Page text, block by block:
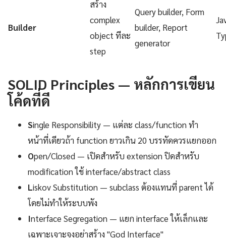
Builder
สร้าง
complex
object ทีละ
step
Query builder, Form
builder, Report
generator
SOLID Principles — หลักการเขียน
โค้ดที่ดี
Single Responsibility — แต่ละ class/function ทำ
หน้าที่เดียวถ้า function ยาวเกิน 20 บรรทัดควรแยกออก
Open/Closed — เปิดสำหรับ extension ปิดสำหรับ
modification ใช้ interface/abstract class
Liskov Substitution — subclass ต้องแทนที่ parent ได้
โดยไม่ทำให้ระบบพัง
Interface Segregation — แยก interface ให้เล็กและ
เฉพาะเจาะจงอย่าสร้าง "God Interface"